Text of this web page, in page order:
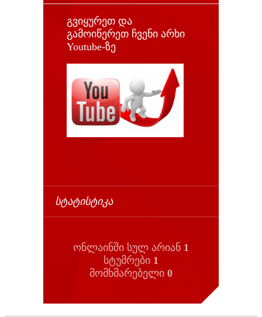
გვიყურეთ და
გამოიწერეთ ჩვენი არხი
Youtube-ზე
ᲡᲢᲐᲢᲘᲡᲢᲘᲙᲐ
ონლაინში სულ არიან 1
სტუმრები 1
მომხმარებელი 0